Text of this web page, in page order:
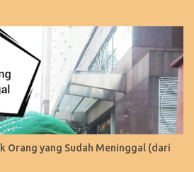
Orang yang Sudah Meninggal (dari